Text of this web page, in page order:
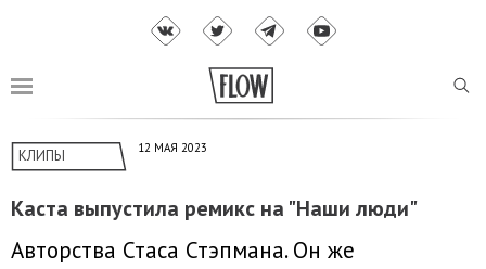
КЛИПЫ 12 МАЯ 2023
Каста выпустила ремикс на "Наши люди"
Авторства Стаса Стэпмана. Он же